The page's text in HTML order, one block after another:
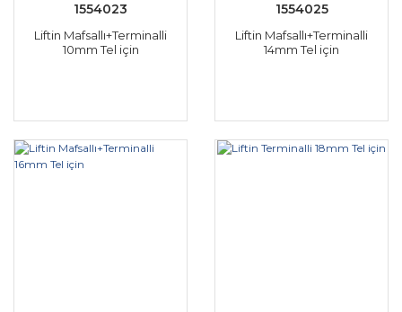
1554023
Liftin Mafsallı+Terminalli
10mm Tel için
1554025
Liftin Mafsallı+Terminalli
14mm Tel için